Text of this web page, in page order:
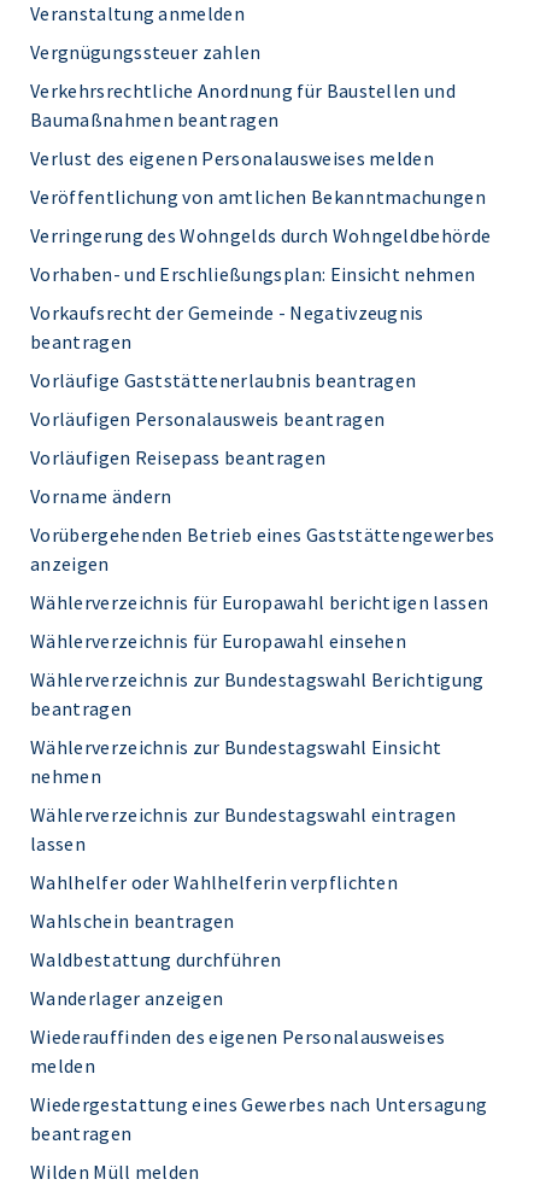
Veranstaltung anmelden
Vergnügungssteuer zahlen
Verkehrsrechtliche Anordnung für Baustellen und
Baumaßnahmen beantragen
Verlust des eigenen Personalausweises melden
Veröffentlichung von amtlichen Bekanntmachungen
Verringerung des Wohngelds durch Wohngeldbehörde
Vorhaben- und Erschließungsplan: Einsicht nehmen
Vorkaufsrecht der Gemeinde - Negativzeugnis
beantragen
Vorläufige Gaststättenerlaubnis beantragen
Vorläufigen Personalausweis beantragen
Vorläufigen Reisepass beantragen
Vorname ändern
Vorübergehenden Betrieb eines Gaststättengewerbes
anzeigen
Wählerverzeichnis für Europawahl berichtigen lassen
Wählerverzeichnis für Europawahl einsehen
Wählerverzeichnis zur Bundestagswahl Berichtigung
beantragen
Wählerverzeichnis zur Bundestagswahl Einsicht
nehmen
Wählerverzeichnis zur Bundestagswahl eintragen
lassen
Wahlhelfer oder Wahlhelferin verpflichten
Wahlschein beantragen
Waldbestattung durchführen
Wanderlager anzeigen
Wiederauffinden des eigenen Personalausweises
melden
Wiedergestattung eines Gewerbes nach Untersagung
beantragen
Wilden Müll melden